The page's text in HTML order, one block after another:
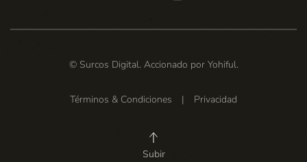
© Surcos Digital. Accionado por Yohiful.
Términos & Condiciones | Privacidad
Subir